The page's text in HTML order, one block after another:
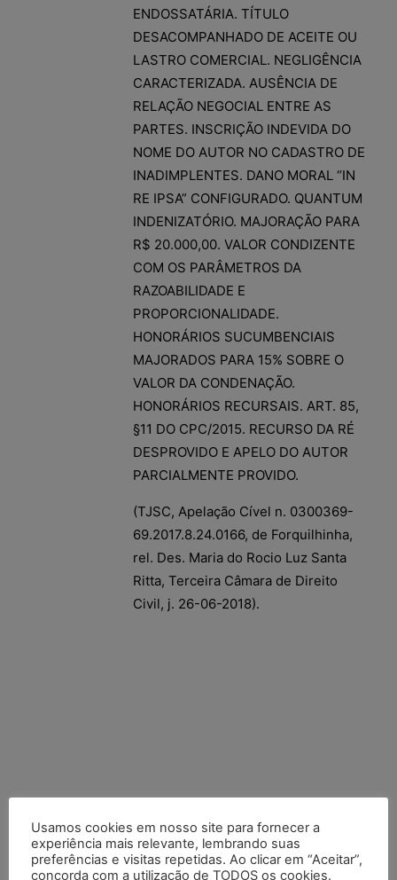
ENDOSSATÁRIA. TÍTULO
DESACOMPANHADO DE ACEITE OU
LASTRO COMERCIAL. NEGLIGÊNCIA
CARACTERIZADA. AUSÊNCIA DE
RELAÇÃO NEGOCIAL ENTRE AS
PARTES. INSCRIÇÃO INDEVIDA DO
NOME DO AUTOR NO CADASTRO DE
INADIMPLENTES. DANO MORAL “IN
RE IPSA” CONFIGURADO. QUANTUM
INDENIZATÓRIO. MAJORAÇÃO PARA
R$ 20.000,00. VALOR CONDIZENTE
COM OS PARÂMETROS DA
RAZOABILIDADE E
PROPORCIONALIDADE.
HONORÁRIOS SUCUMBENCIAIS
MAJORADOS PARA 15% SOBRE O
VALOR DA CONDENAÇÃO.
HONORÁRIOS RECURSAIS. ART. 85,
§11 DO CPC/2015. RECURSO DA RÉ
DESPROVIDO E APELO DO AUTOR
PARCIALMENTE PROVIDO.
(TJSC, Apelação Cível n. 0300369-
69.2017.8.24.0166, de Forquilhinha,
rel. Des. Maria do Rocio Luz Santa
Ritta, Terceira Câmara de Direito
Civil, j. 26-06-2018).
Usamos cookies em nosso site para fornecer a
experiência mais relevante, lembrando suas
preferências e visitas repetidas. Ao clicar em “Aceitar”,
concorda com a utilização de TODOS os cookies.